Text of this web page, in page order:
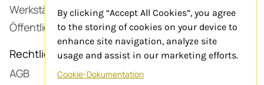
Werkstätte
Öffentliche Tankstelle
Rechtliches
AGB
By clicking “Accept All Cookies”, you agree
to the storing of cookies on your device to
enhance site navigation, analyze site
usage and assist in our marketing efforts.
Cookie-Dokumentation